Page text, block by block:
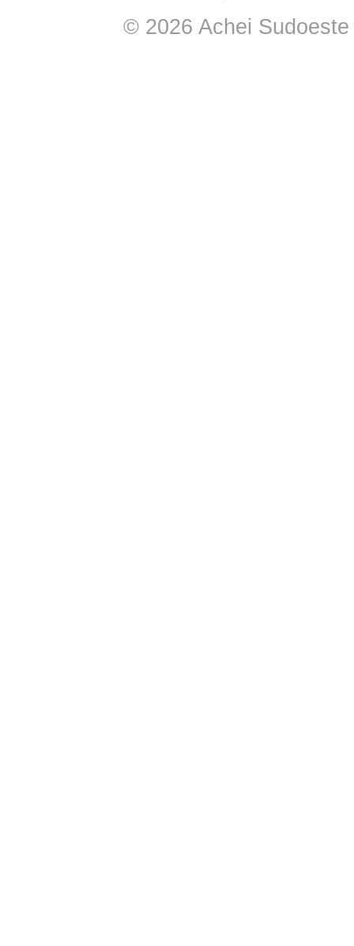
© 2026 Achei